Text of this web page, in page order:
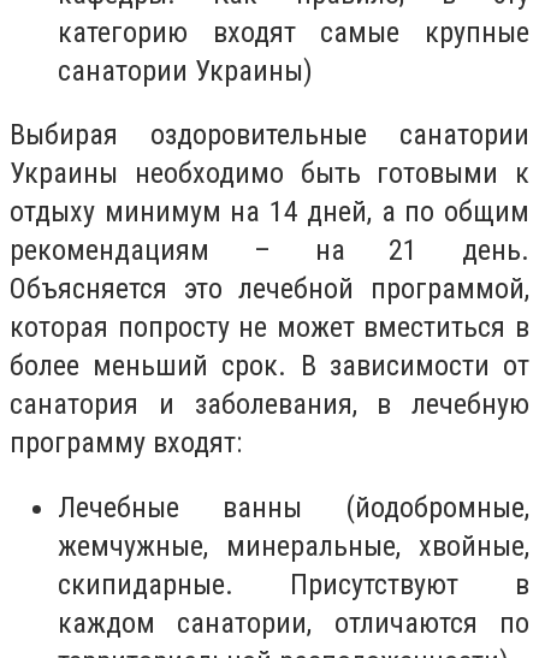
категорию входят самые крупные
санатории Украины)
Выбирая оздоровительные санатории
Украины необходимо быть готовыми к
отдыху минимум на 14 дней, а по общим
рекомендациям – на 21 день.
Объясняется это лечебной программой,
которая попросту не может вместиться в
более меньший срок. В зависимости от
санатория и заболевания, в лечебную
программу входят:
Лечебные ванны (йодобромные,
жемчужные, минеральные, хвойные,
скипидарные. Присутствуют в
каждом санатории, отличаются по